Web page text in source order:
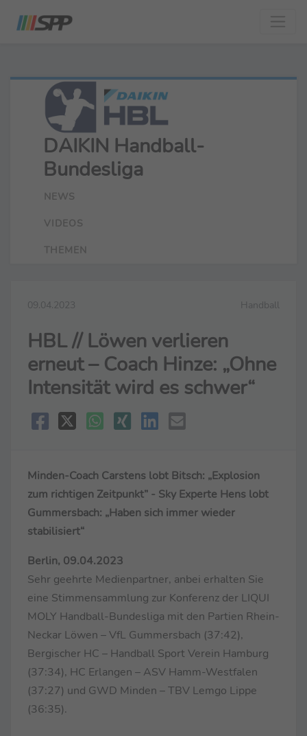
DAIKIN Handball-
Bundesliga
NEWS
VIDEOS
THEMEN
09.04.2023 Handball
HBL // Löwen verlieren
erneut – Coach Hinze: „Ohne
Intensität wird es schwer“
Minden-Coach Carstens lobt Bitsch: „Explosion
zum richtigen Zeitpunkt” - Sky Experte Hens lobt
Gummersbach: „Haben sich immer wieder
stabilisiert“
Berlin, 09.04.2023
Sehr geehrte Medienpartner, anbei erhalten Sie
eine Stimmensammlung zur Konferenz der LIQUI
MOLY Handball-Bundesliga mit den Partien Rhein-
Neckar Löwen – VfL Gummersbach (37:42),
Bergischer HC – Handball Sport Verein Hamburg
(37:34), HC Erlangen – ASV Hamm-Westfalen
(37:27) und GWD Minden – TBV Lemgo Lippe
(36:35).